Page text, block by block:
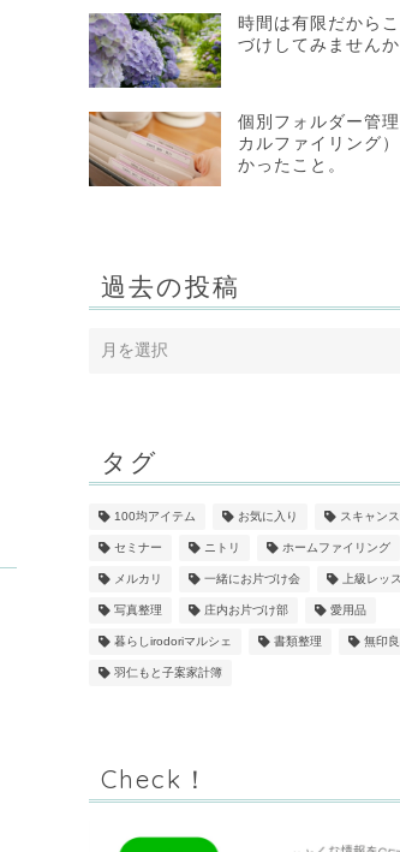
時間は有限だから
づけしてみません
個別フォルダー管
カルファイリング
かったこと。
過去の投稿
タグ
100均アイテム お気に入り スキャン
セミナー ニトリ ホームファイリング
メルカリ 一緒にお片づけ会 上級レッ
写真整理 庄内お片づけ部 愛用品
暮らしirodoriマルシェ 書類整理 無印
羽仁もと子案家計簿
Check！